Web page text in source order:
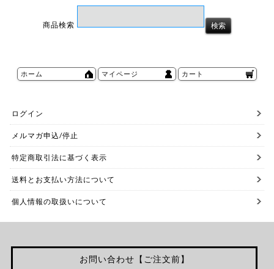
商品検索
ホーム マイページ カート
ログイン
メルマガ申込/停止
特定商取引法に基づく表示
送料とお支払い方法について
個人情報の取扱いについて
お問い合わせ【ご注文前】